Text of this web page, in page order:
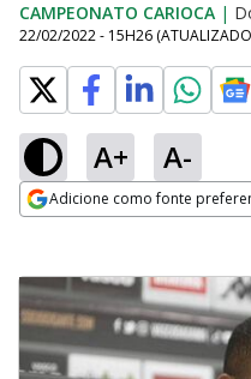
CAMPEONATO CARIOCA |
22/02/2022 - 15H26
A+ A-
Adicione como fonte